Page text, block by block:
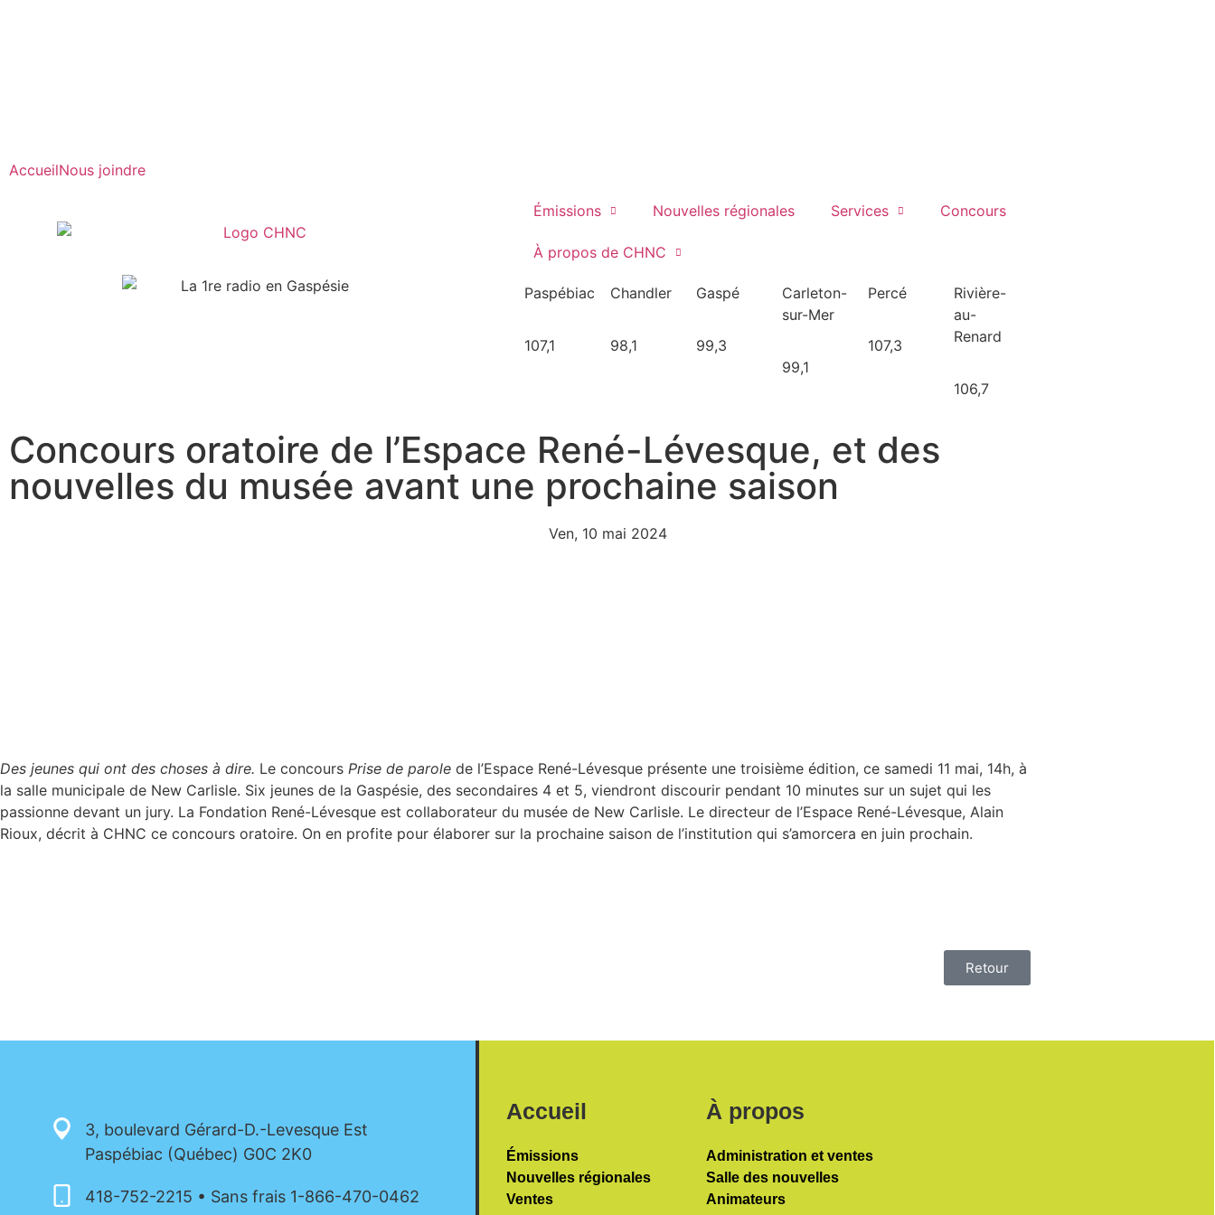
AccueilNous joindre
Émissions Nouvelles régionales Services Concours
À propos de CHNC
Paspébiac
107,1
Chandler
98,1
Gaspé
99,3
Carleton-
sur-Mer
99,1
Percé
107,3
Rivière-
au-
Renard
106,7
Concours oratoire de l’Espace René-Lévesque, et des
nouvelles du musée avant une prochaine saison
Ven, 10 mai 2024
Des jeunes qui ont des choses à dire. Le concours Prise de parole de l’Espace René-Lévesque présente une troisième édition, ce samedi 11 mai, 14h, à
la salle municipale de New Carlisle. Six jeunes de la Gaspésie, des secondaires 4 et 5, viendront discourir pendant 10 minutes sur un sujet qui les
passionne devant un jury. La Fondation René-Lévesque est collaborateur du musée de New Carlisle. Le directeur de l’Espace René-Lévesque, Alain
Rioux, décrit à CHNC ce concours oratoire. On en profite pour élaborer sur la prochaine saison de l’institution qui s’amorcera en juin prochain.
Retour
3, boulevard Gérard-D.-Levesque Est
Paspébiac (Québec) G0C 2K0
418-752-2215 • Sans frais 1-866-470-0462
Accueil
Émissions
Nouvelles régionales
Ventes
À propos
Administration et ventes
Salle des nouvelles
Animateurs